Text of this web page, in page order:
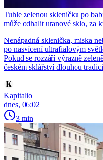
Tuhle zelenou skleničku po
může odhalit uranové sklo, za
Nenápadná sklenička, miska
po nasvícení ultrafialovým
Pokud se rozzáří výrazně
českém sklářství dlouhou
Kapitalio
dnes, 06:02
3 min